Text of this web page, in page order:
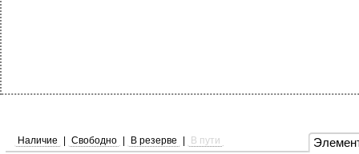
Наличие Свободно В резерве В пути